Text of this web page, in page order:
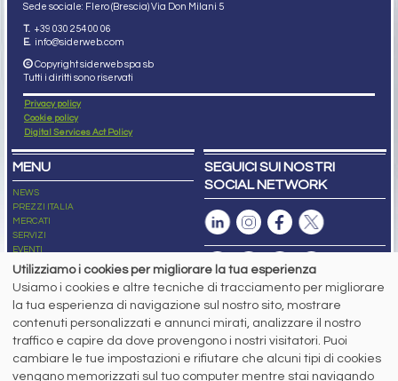
Sede sociale: Flero (Brescia) Via Don Milani 5
T. +39 030 254 00 06
E. info@siderweb.com
Copyright siderweb spa sb
Tutti i diritti sono riservati
Privacy policy
Cookie policy
Digital Services Act Policy
MENU
NEWS
PREZZI ITALIA
MERCATI
SERVIZI
EVENTI
ABBONAMENTI
NEWSLETTER
SEGUICI SUI NOSTRI
SOCIAL NETWORK
Capitale Sociale: 190.000€ interamente versato
Registro delle Imprese di Brescia
Codice Fiscale e Partita I.V.A.:IT03562320170
R.E.A. n. 419331
Utilizziamo i cookies per migliorare la tua esperienza
Usiamo i cookies e altre tecniche di tracciamento per migliorare
la tua esperienza di navigazione sul nostro sito, mostrare
contenuti personalizzati e annunci mirati, analizzare il nostro
traffico e capire da dove provengono i nostri visitatori. Puoi
cambiare le tue impostazioni e rifiutare che alcuni tipi di cookies
vengano memorizzati sul tuo computer mentre stai navigando